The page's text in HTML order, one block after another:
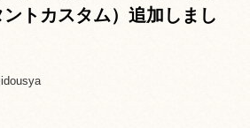
トカスタム）追加しまし